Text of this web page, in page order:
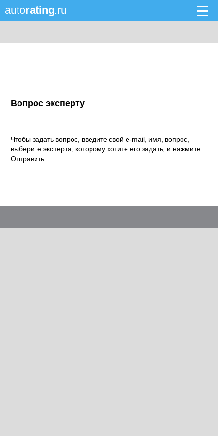
autorating.ru
Вопрос эксперту
Чтобы задать вопрос, введите свой e-mail, имя, вопрос,
выберите эксперта, которому хотите его задать, и нажмите
Отправить.